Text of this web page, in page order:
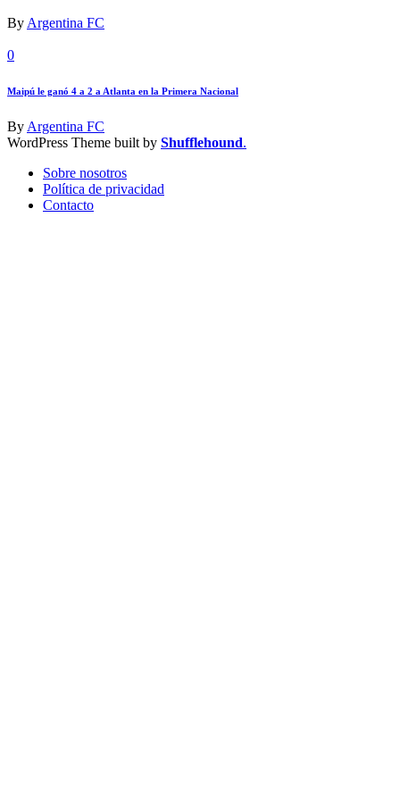
By Argentina FC
0
Maipú le ganó 4 a 2 a Atlanta en la Primera Nacional
By Argentina FC
WordPress Theme built by Shufflehound.
Sobre nosotros
Política de privacidad
Contacto